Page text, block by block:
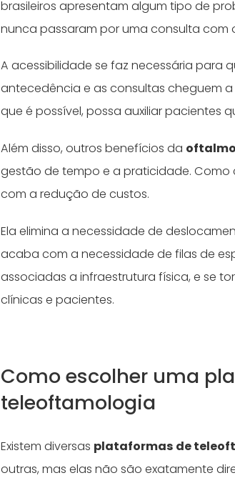
brasileiros apresentam algum tipo de
nunca passaram por uma consulta com
A acessibilidade se faz necessária para
antecedência e as consultas cheguem
que é possível, possa auxiliar pacientes
Além disso, outros benefícios da
gestão de tempo e a praticidade.
com a redução de custos.
Ela elimina a necessidade de
acaba com a necessidade de filas de
associadas a infraestrutura física, e se
clínicas e pacientes.
Como escolher uma
teleoftamologia
Existem diversas plataformas de
outras, mas elas não são exatamente